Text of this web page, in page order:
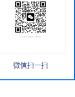
微信扫一扫